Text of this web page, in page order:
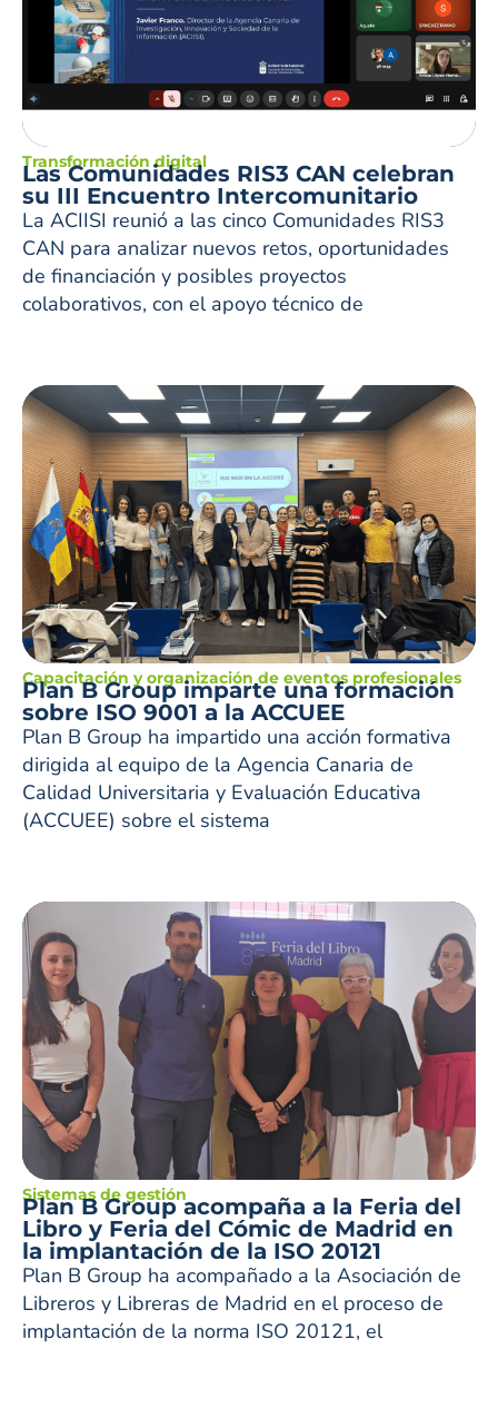
Transformación digital
Las Comunidades RIS3 CAN celebran
su III Encuentro Intercomunitario
La ACIISI reunió a las cinco Comunidades RIS3
CAN para analizar nuevos retos, oportunidades
de financiación y posibles proyectos
colaborativos, con el apoyo técnico de
Capacitación y organización de eventos profesionales
Plan B Group imparte una formación
sobre ISO 9001 a la ACCUEE
Plan B Group ha impartido una acción formativa
dirigida al equipo de la Agencia Canaria de
Calidad Universitaria y Evaluación Educativa
(ACCUEE) sobre el sistema
Sistemas de gestión
Plan B Group acompaña a la Feria del
Libro y Feria del Cómic de Madrid en
la implantación de la ISO 20121
Plan B Group ha acompañado a la Asociación de
Libreros y Libreras de Madrid en el proceso de
implantación de la norma ISO 20121, el